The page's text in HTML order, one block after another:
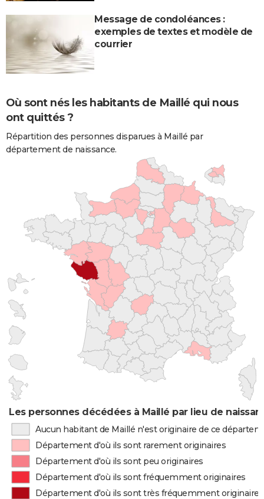
Message de condoléances :
exemples de textes et modèle de
courrier
Où sont nés les habitants de Maillé qui nous
ont quittés ?
Répartition des personnes disparues à Maillé par
département de naissance.
Les personnes décédées à Maillé par lieu de
Aucun habitant de Maillé n'est originaire de ce
Département d'où ils sont rarement originaires
Département d'où ils sont peu originaires
Département d'où ils sont fréquemment originaires
Département d'où ils sont très fréquemment originaires